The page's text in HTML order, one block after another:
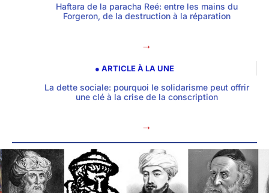
Haftara de la paracha Reé: entre les mains du
Forgeron, de la destruction à la réparation
→
● ARTICLE À LA UNE
La dette sociale: pourquoi le solidarisme peut offrir
une clé à la crise de la conscription
→